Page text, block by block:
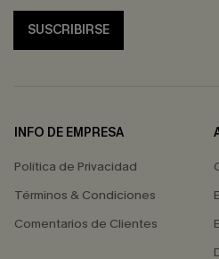
SUSCRIBIRSE
INFO DE EMPRESA
Política de Privacidad
Términos & Condiciones
Comentarios de Clientes